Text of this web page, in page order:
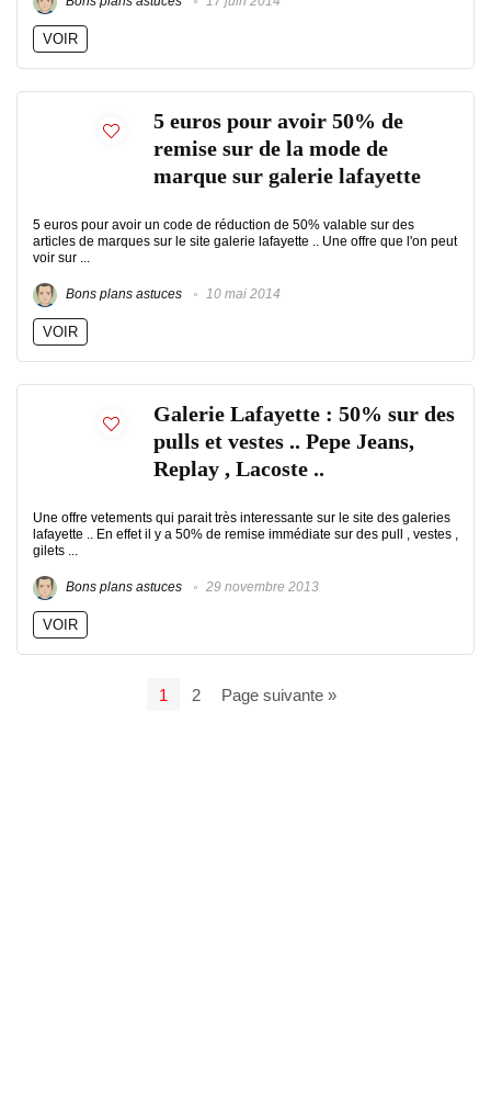
VOIR
5 euros pour avoir 50% de
remise sur de la mode de
marque sur galerie lafayette
5 euros pour avoir un code de réduction de 50% valable sur des
articles de marques sur le site galerie lafayette .. Une offre que l'on peut
voir sur ...
Bons plans astuces 10 mai 2014
VOIR
Galerie Lafayette : 50% sur des
pulls et vestes .. Pepe Jeans,
Replay , Lacoste ..
Une offre vetements qui parait très interessante sur le site des galeries
lafayette .. En effet il y a 50% de remise immédiate sur des pull , vestes ,
gilets ...
Bons plans astuces 29 novembre 2013
VOIR
1 2 Page suivante »